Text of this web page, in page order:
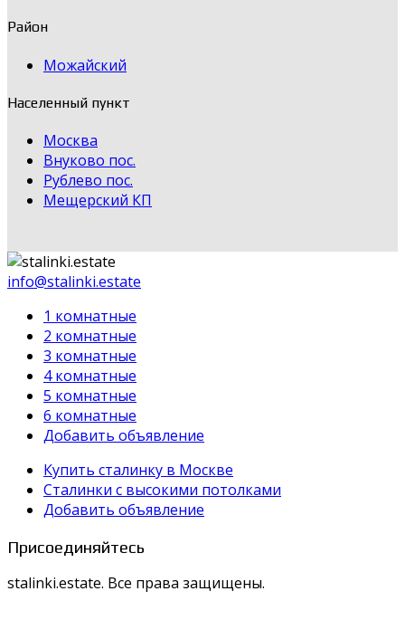
Район
Можайский
Населенный пункт
Москва
Внуково пос.
Рублево пос.
Мещерский КП
info@stalinki.estate
1 комнатные
2 комнатные
3 комнатные
4 комнатные
5 комнатные
6 комнатные
Добавить объявление
Купить сталинку в Москве
Cталинки с высокими потолками
Добавить объявление
Присоединяйтесь
stalinki.estate. Все права защищены.